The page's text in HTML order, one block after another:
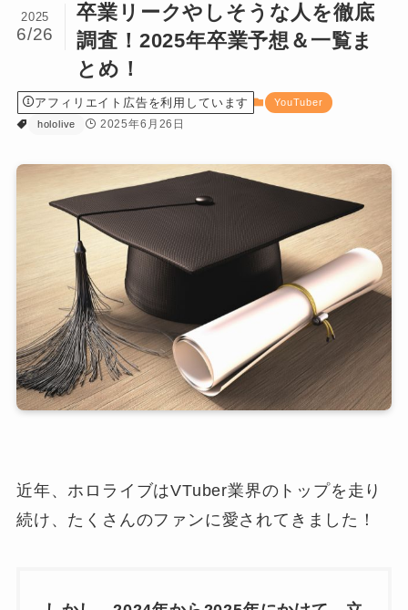
卒業リークやしそうな人を徹底
調査！2025年卒業予想＆一覧ま
とめ！
2025
6/26
アフィリエイト広告を利用しています
YouTuber
hololive
2025年6月26日
近年、ホロライブはVTuber業界のトップを走り
続け、たくさんのファンに愛されてきました！